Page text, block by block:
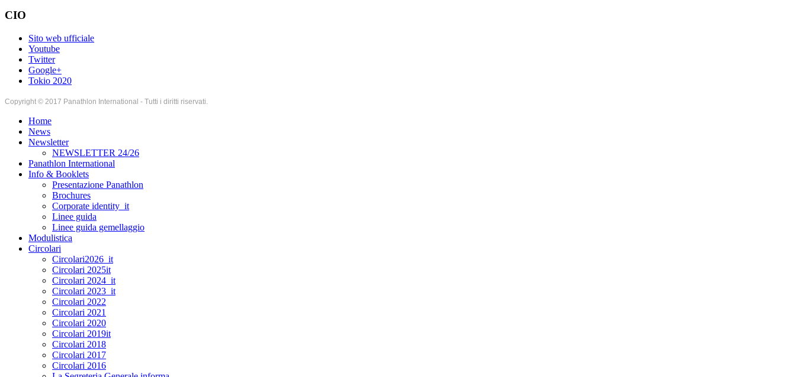
CIO
Sito web ufficiale
Youtube
Twitter
Google+
Tokio 2020
Copyright © 2017 Panathlon International - Tutti i diritti riservati.
Home
News
Newsletter
NEWSLETTER 24/26
Panathlon International
Info & Booklets
Presentazione Panathlon
Brochures
Corporate identity_it
Linee guida
Linee guida gemellaggio
Modulistica
Circolari
Circolari2026_it
Circolari 2025it
Circolari 2024_it
Circolari 2023_it
Circolari 2022
Circolari 2021
Circolari 2020
Circolari 2019it
Circolari 2018
Circolari 2017
Circolari 2016